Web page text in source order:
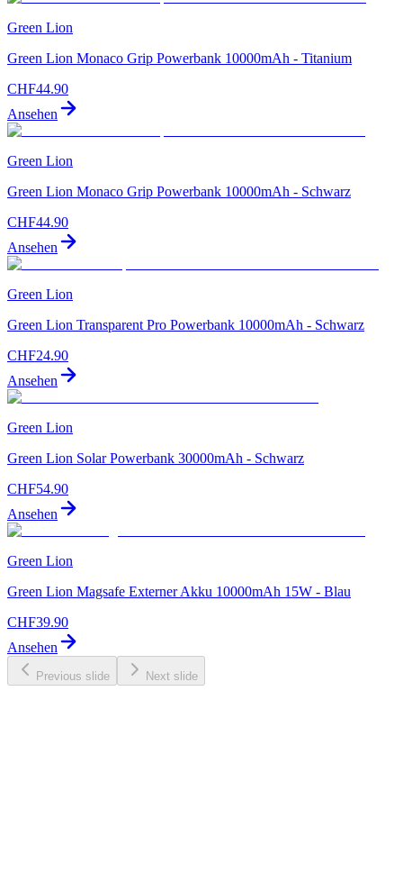
Green Lion
Green Lion Monaco Grip Powerbank 10000mAh - Titanium
CHF44.90
Ansehen
Green Lion
Green Lion Monaco Grip Powerbank 10000mAh - Schwarz
CHF44.90
Ansehen
Green Lion
Green Lion Transparent Pro Powerbank 10000mAh - Schwarz
CHF24.90
Ansehen
Green Lion
Green Lion Solar Powerbank 30000mAh - Schwarz
CHF54.90
Ansehen
Green Lion
Green Lion Magsafe Externer Akku 10000mAh 15W - Blau
CHF39.90
Ansehen
Previous slide Next slide